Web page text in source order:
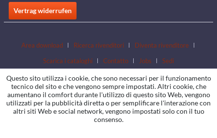
Vertrag widerrufen
Area download Ricerca rivenditori
Diventa rivenditore
Scarica i cataloghi
Contatto Jobs Sedi
Questo sito utilizza i cookie, che sono necessari per il funzionamento
tecnico del sito e che vengono sempre impostati. Altri cookie, che
aumentano il comfort durante l'utilizzo di questo sito Web, vengono
utilizzati per la pubblicità diretta o per semplificare l'interazione con
altri siti Web e social network, vengono impostati solo con il tuo
consenso.